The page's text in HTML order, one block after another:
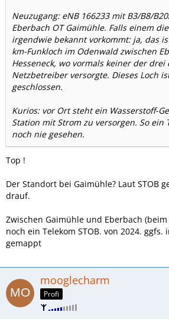
Neuzugang: eNB 166233 mit B3/B8/
Eberbach OT Gaimühle. Falls einem
irgendwie bekannt vorkommt: ja, das
km-Funkloch im Odenwald zwischen
Hesseneck, wo vormals keiner der drei
Netzbetreiber versorgte. Dieses Loch
geschlossen.
Kurios: vor Ort steht ein Wasserstoff-
Station mit Strom zu versorgen. So ein
noch nie gesehen.
Top !
Der Standort bei Gaimühle? Laut STOB
drauf.
Zwischen Gaimühle und Eberbach
noch ein Telekom STOB. von 2024. ggfs.
gemappt
mooglecharm
Profi